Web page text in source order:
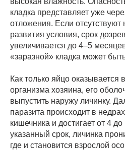
кладка представляет уже
отложения. Если
развития условия, срок
увеличивается до 4–5
«заразной» кладка может
Как только яйцо оказывается
организма хозяина, его
выпустить наружу личинку.
паразита происходит в
кишечника и достигает от 4 до
указанный срок, личинка
где и становится взрослой